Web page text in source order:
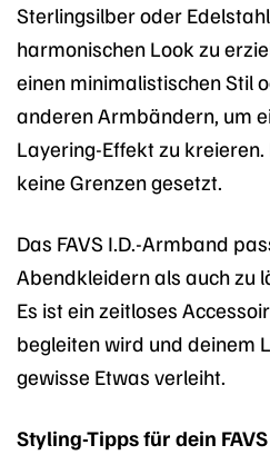
Sterlingsilber oder
harmonischen Look zu
einen minimalistischen Stil
anderen Armbändern, um
Layering-Effekt zu
keine Grenzen gesetzt.
Das FAVS I.D.-Armband
Abendkleidern als auch zu
Es ist ein zeitloses
begleiten wird und deinem
gewisse Etwas verleiht.
Styling-Tipps für dein